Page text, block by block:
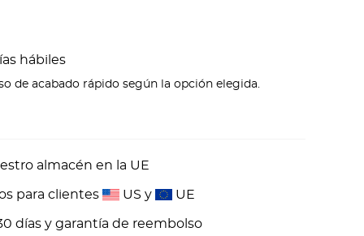
hábiles
de acabado rápido según la opción elegida.
almacén en la UE
para clientes US y UE
días y garantía de reembolso